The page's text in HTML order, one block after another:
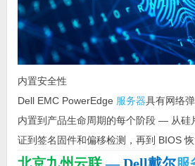
内置安全性
Dell EMC PowerEdge 服务器具有网络
内置到产品生命周期的每个阶段 — 从硅
证到签名固件和偏移检测，再到 BIOS 恢